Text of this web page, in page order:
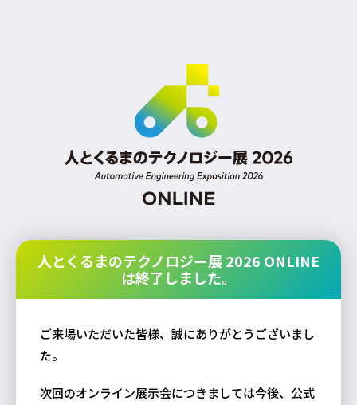
人とくるまのテクノロジー展 2026 ONLINE
は終了しました。
ご来場いただいた皆様、誠にありがとうございまし
た。
次回のオンライン展示会につきましては今後、公式